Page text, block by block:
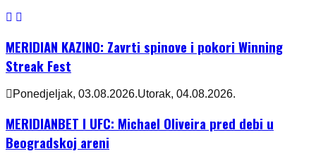
MERIDIAN KAZINO: Zavrti spinove i pokori Winning
Streak Fest
Ponedjeljak, 03.08.2026.Utorak, 04.08.2026.
MERIDIANBET I UFC: Michael Oliveira pred debi u
Beogradskoj areni